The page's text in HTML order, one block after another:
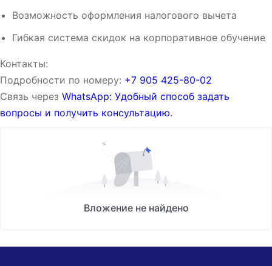
Возможность оформления налогового вычета
Гибкая система скидок на корпоративное обучение
Контакты:
Подробности по номеру: ‪‪+7 905 425-80-02‬‬
Связь через WhatsApp: Удобный способ задать
вопросы и получить консультацию.
Вложение не найдено